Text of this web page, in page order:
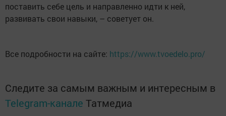
поставить себе цель и направленно идти к ней,
развивать свои навыки, – советует он.
Все подробности на сайте: https://www.tvoedelo.pro/
Следите за самым важным и интересным в
Telegram-канале Татмедиа